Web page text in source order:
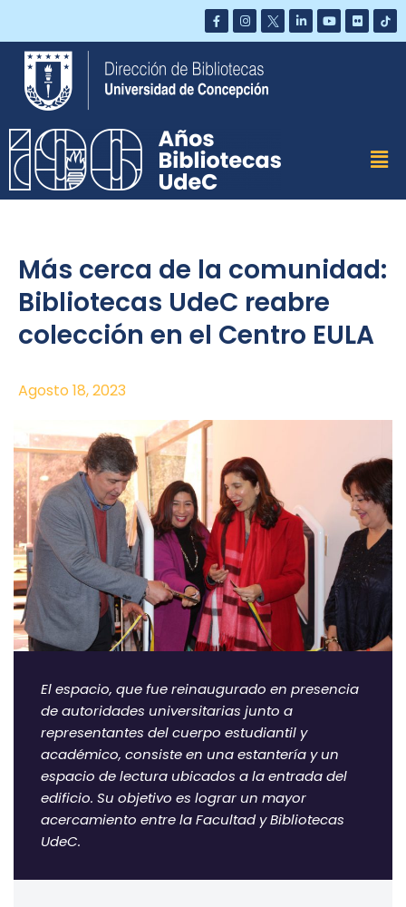
Saltar
contenido
Más cerca de la comunidad:
Bibliotecas UdeC reabre
colección en el Centro EULA
Agosto 18, 2023
El espacio, que fue reinaugurado en presencia
de autoridades universitarias junto a
representantes del cuerpo estudiantil y
académico, consiste en una estantería y un
espacio de lectura ubicados a la entrada del
edificio. Su objetivo es lograr un mayor
acercamiento entre la Facultad y Bibliotecas
UdeC.